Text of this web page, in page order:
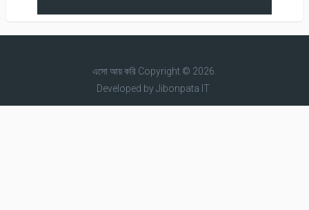
এসো আয় করিCopyright © 2026.
Developed byJibonpata IT